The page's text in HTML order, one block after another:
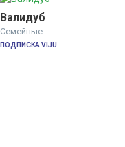
Валидуб
Семейные
ПОДПИСКА VIJU